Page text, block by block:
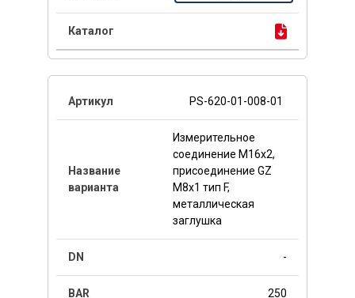
PS-620-01-008-01
Измерительное
соединение M16x2,
присоединение GZ
M8x1 тип F,
металлическая
заглушка
-
250